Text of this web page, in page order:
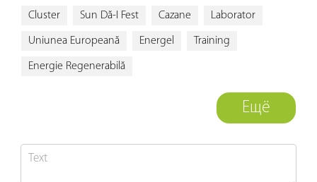
Cluster Sun Dă-I Fest Cazane Laborator
Uniunea Europeană Energel Training
Energie Regenerabilă
Ещё